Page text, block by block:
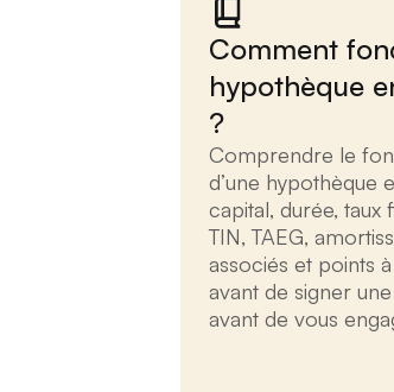
Comment
hypothèque
?
Comprendre le
d’une hypothèque
capital, durée, taux
TIN, TAEG,
associés et points
avant de signer
avant de vous